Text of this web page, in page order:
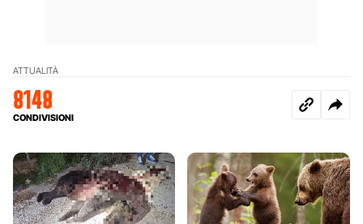
ATTUALITÀ
8148
CONDIVISIONI